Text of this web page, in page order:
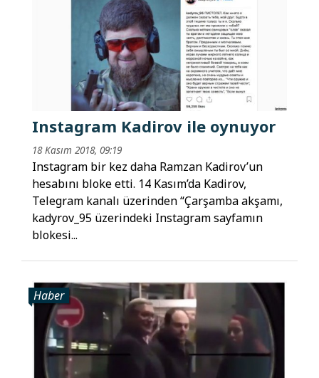
Instagram Kadirov ile oynuyor
18 Kasım 2018, 09:19
Instagram bir kez daha Ramzan Kadirov’un
hesabını bloke etti. 14 Kasım’da Kadirov,
Telegram kanalı üzerinden “Çarşamba akşamı,
kadyrov_95 üzerindeki Instagram sayfamın
blokesi...
Haber